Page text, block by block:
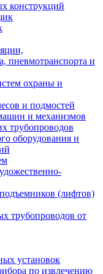
конструкций
пневмотранспорта и
охраны и
и подмостей
и механизмов
трубопроводов
оборудования и
(лифтов)
трубопроводов от
установок
по извлечению